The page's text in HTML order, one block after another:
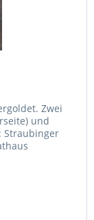
Zwei
und
Straubinger